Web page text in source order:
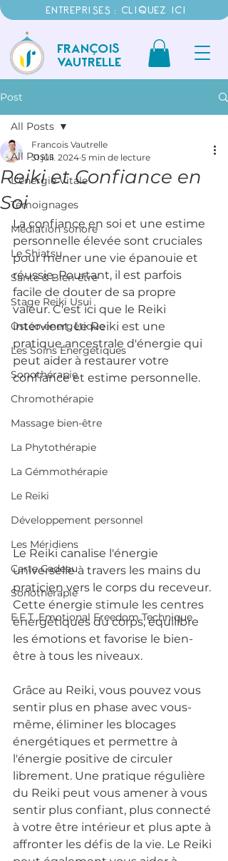
ENTREPRISES : CLIQUEZ ICI
FRANÇOIS
VAUTRELLE
Post
All Posts
L'énergie Vitale
Témoignages
Médiation sonore
Le Shiatsu
Santé & Bien-être
Stage Reiki Usui
Ostéo-énergétique
Les Soins Énergétiques
Sonothérapie
Chromothérapie
Massage bien-être
La Phytothérapie
La Gémmothérapie
Le Reiki
Développement personnel
Les Méridiens
Carte Cadeau
Sonothérapie
E.F.T. Emotional Freedom Technique
All Posts
Reiki et Confiance en
Soi
Francois Vautrelle
31 juil. 2024 5 min de lecture
La confiance en soi et une estime
personnelle élevée sont cruciales
pour mener une vie épanouie et
réussie. Pourtant, il est parfois
facile de douter de sa propre
valeur. C'est ici que le Reiki
intervient. Le Reiki est une
pratique ancestrale d'énergie qui
peut aider à restaurer votre
confiance et estime personnelle.
Le Reiki canalise l'énergie
universelle à travers les mains du
praticien vers le corps du receveur.
Cette énergie stimule les centres
énergétiques du corps, équilibre
les émotions et favorise le bien-
être à tous les niveaux.
Grâce au Reiki, vous pouvez vous
sentir plus en phase avec vous-
même, éliminer les blocages
énergétiques et permettre à
l'énergie positive de circuler
librement. Une pratique régulière
du Reiki peut vous amener à vous
sentir plus confiant, plus connecté
à votre être intérieur et plus apte à
affronter les défis de la vie. Le Reiki